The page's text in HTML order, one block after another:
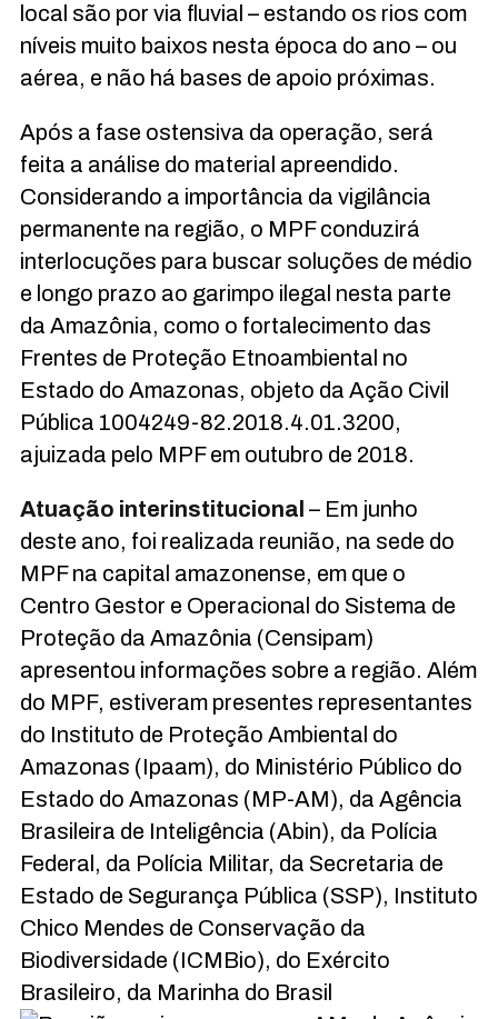
local são por via fluvial – estando os rios com
níveis muito baixos nesta época do ano – ou
aérea, e não há bases de apoio próximas.
Após a fase ostensiva da operação, será
feita a análise do material apreendido.
Considerando a importância da vigilância
permanente na região, o MPF conduzirá
interlocuções para buscar soluções de médio
e longo prazo ao garimpo ilegal nesta parte
da Amazônia, como o fortalecimento das
Frentes de Proteção Etnoambiental no
Estado do Amazonas, objeto da Ação Civil
Pública 1004249-82.2018.4.01.3200,
ajuizada pelo MPF em outubro de 2018.
Atuação interinstitucional – Em junho
deste ano, foi realizada reunião, na sede do
MPF na capital amazonense, em que o
Centro Gestor e Operacional do Sistema de
Proteção da Amazônia (Censipam)
apresentou informações sobre a região. Além
do MPF, estiveram presentes representantes
do Instituto de Proteção Ambiental do
Amazonas (Ipaam), do Ministério Público do
Estado do Amazonas (MP-AM), da Agência
Brasileira de Inteligência (Abin), da Polícia
Federal, da Polícia Militar, da Secretaria de
Estado de Segurança Pública (SSP), Instituto
Chico Mendes de Conservação da
Biodiversidade (ICMBio), do Exército
Brasileiro, da Marinha do Brasil